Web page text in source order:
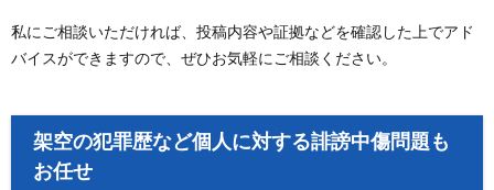
私にご相談いただければ、投稿内容や証拠などを確認した上でアド
バイスができますので、ぜひお気軽にご相談ください。
架空の犯罪歴など個人に対する誹謗中傷問題も
お任せ